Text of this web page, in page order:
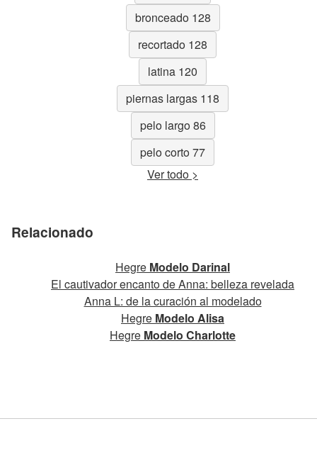
bronceado 128
recortado 128
latina 120
piernas largas 118
pelo largo 86
pelo corto 77
Ver todo >
Relacionado
Hegre Modelo Darinal
El cautivador encanto de Anna: belleza revelada
Anna L: de la curación al modelado
Hegre Modelo Alisa
Hegre Modelo Charlotte